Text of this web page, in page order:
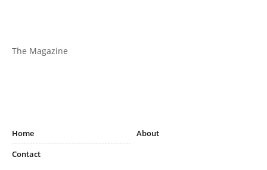
The Magazine
Home
About
Contact